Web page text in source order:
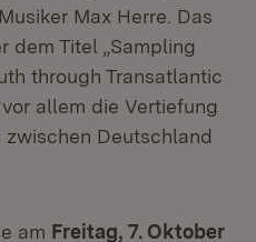
neuem Fenster)
Max Herre. Das
dem Titel „Sampling
through Transatlantic
allem die Vertiefung
Deutschland
am Freitag, 7. Oktober